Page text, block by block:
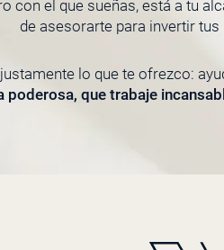
con el que sueñas, está a tu
de asesorarte para invertir
lo que te ofrezco:
poderosa, que trabaje